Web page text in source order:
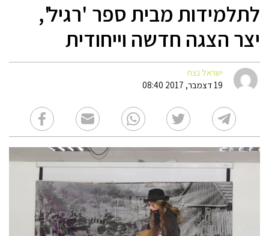
לתלמידות מבית ספר 'רגיל',
יצר הצגה חדשה וייחודית
ישראל נצח
19 דצמבר, 2017 08:40